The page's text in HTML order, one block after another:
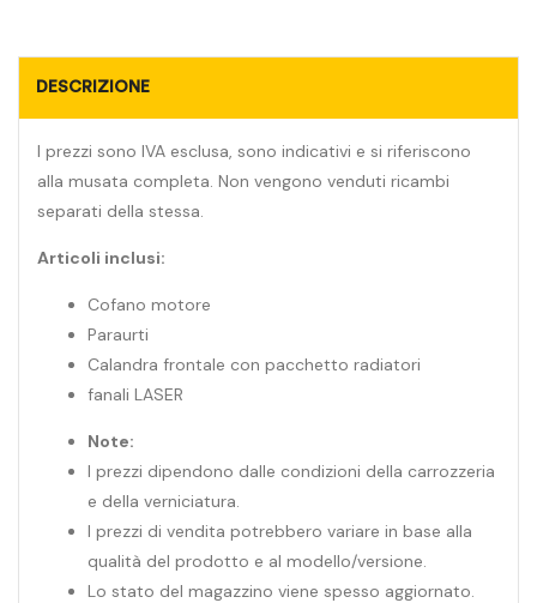
DESCRIZIONE
I prezzi sono IVA esclusa, sono indicativi e si riferiscono
alla musata completa. Non vengono venduti ricambi
separati della stessa.
Articoli inclusi:
Cofano motore
Paraurti
Calandra frontale con pacchetto radiatori
fanali LASER
Note:
I prezzi dipendono dalle condizioni della carrozzeria
e della verniciatura.
I prezzi di vendita potrebbero variare in base alla
qualità del prodotto e al modello/versione.
Lo stato del magazzino viene spesso aggiornato.